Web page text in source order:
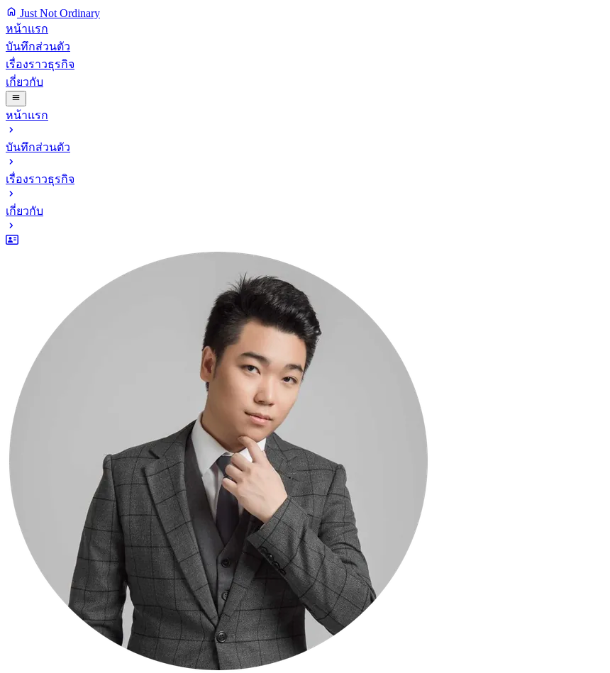
Just Not Ordinary
หน้าแรก
บันทึกส่วนตัว
เรื่องราวธุรกิจ
เกี่ยวกับ
หน้าแรก
บันทึกส่วนตัว
เรื่องราวธุรกิจ
เกี่ยวกับ